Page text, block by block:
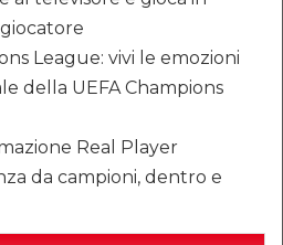
League: vivi le emozioni
della UEFA Champions
Real Player
da campioni, dentro e